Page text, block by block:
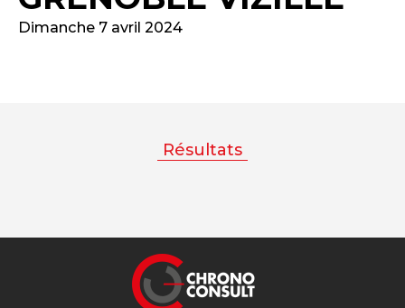
Dimanche 7 avril 2024
Résultats